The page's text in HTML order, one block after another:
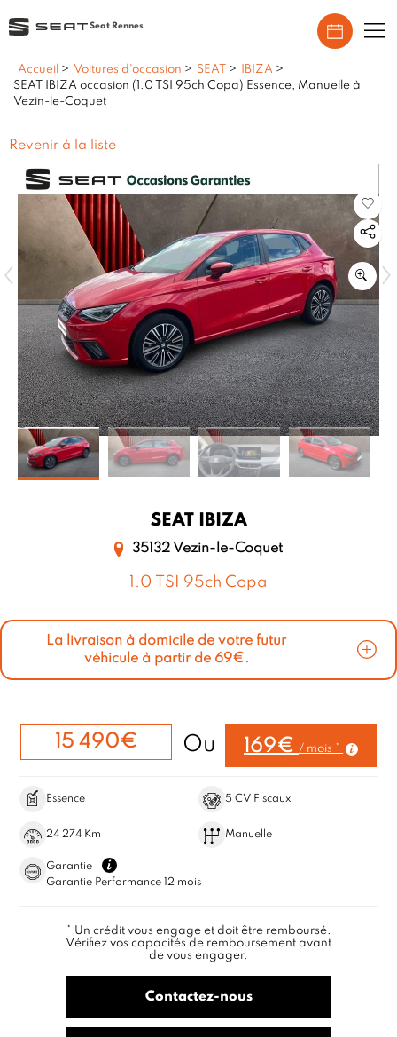
Seat Rennes
Accueil > Voitures d'occasion > SEAT > IBIZA >
SEAT IBIZA occasion (1.0 TSI 95ch Copa) Essence, Manuelle à
Vezin-le-Coquet
Revenir à la liste
SEAT IBIZA
1.0 TSI 95ch Copa
35132 Vezin-le-Coquet
Essence 5 CV Fiscaux
24 274 Km Manuelle
Garantie
Garantie Performance 12 mois
15 490€ Ou 169€ / mois *
Contactez-nous
* Un crédit vous engage et doit être remboursé.
Vérifiez vos capacités de remboursement avant
de vous engager.
La livraison à domicile de votre futur
véhicule à partir de 69€.